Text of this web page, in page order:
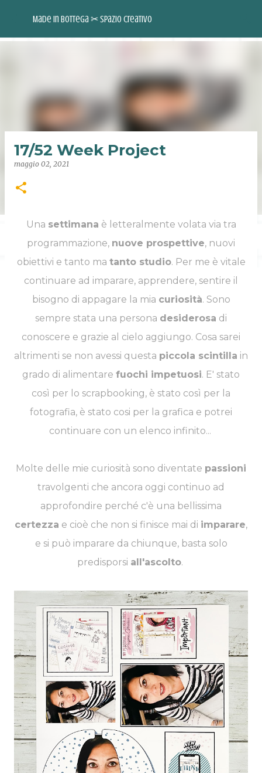
Passa ai contenuti principali
Made in Bottega ✂︎ Spazio Creativo
FACEBOOK PINTEREST YOUTUBE
17/52 Week Project
maggio 02, 2021
Una settimana è letteralmente volata via tra
programmazione, nuove prospettive, nuovi
obiettivi e tanto ma tanto studio. Per me è vitale
continuare ad imparare, apprendere, sentire il
bisogno di appagare la mia curiosità. Sono
sempre stata una persona desiderosa di
conoscere e grazie al cielo aggiungo. Cosa sarei
altrimenti se non avessi questa piccola scintilla in
grado di alimentare fuochi impetuosi. E' stato
così per lo scrapbooking, è stato così per la
fotografia, è stato cosi per la grafica e potrei
continuare con un elenco infinito...
Molte delle mie curiosità sono diventate passioni
travolgenti che ancora oggi continuo ad
approfondire perché c'è una bellissima
certezza e cioè che non si finisce mai di imparare,
e si può imparare da chiunque, basta solo
predisporsi all'ascolto.